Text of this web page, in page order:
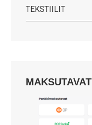
TEKSTIILIT
MAKSUTAVAT